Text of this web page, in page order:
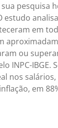
sua pesquisa
estudo
em
ou
INPC-IBGE.
nos
em